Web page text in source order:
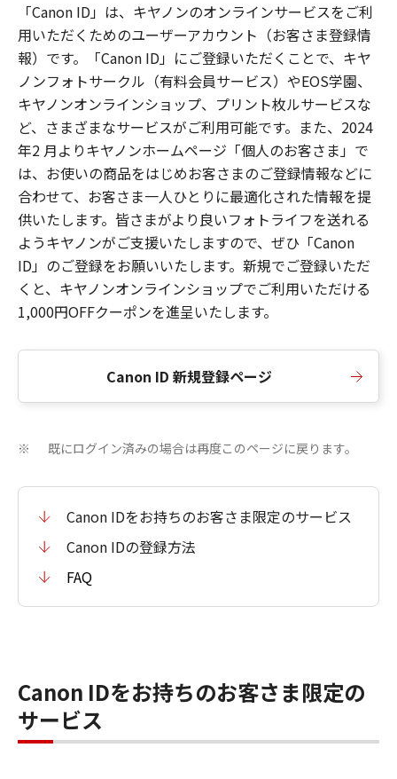
「Canon ID」は、キヤノンのオンラインサービスをご利
用いただくためのユーザーアカウント（お客さま登録情
報）です。「Canon ID」にご登録いただくことで、キヤ
ノンフォトサークル（有料会員サービス）やEOS学園、
キヤノンオンラインショップ、プリント枚ルサービスな
ど、さまざまなサービスがご利用可能です。また、2024
年2 月よりキヤノンホームページ「個人のお客さま」で
は、お使いの商品をはじめお客さまのご登録情報などに
合わせて、お客さま一人ひとりに最適化された情報を提
供いたします。皆さまがより良いフォトライフを送れる
ようキヤノンがご支援いたしますので、ぜひ「Canon
ID」のご登録をお願いいたします。新規でご登録いただ
くと、キヤノンオンラインショップでご利用いただける
1,000円OFFクーポンを進呈いたします。
Canon ID 新規登録ページ
※ 既にログイン済みの場合は再度このページに戻ります。
Canon IDをお持ちのお客さま限定のサービス
Canon IDの登録方法
FAQ
Canon IDをお持ちのお客さま限定の
サービス